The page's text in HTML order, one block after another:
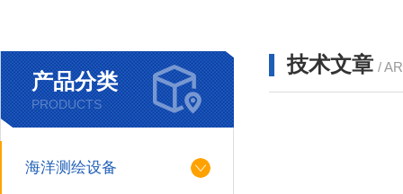
产品分类
PRODUCTS
海洋测绘设备
技术文章 /